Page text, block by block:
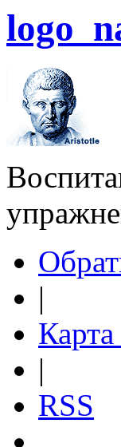
|
Карта
|
RSS